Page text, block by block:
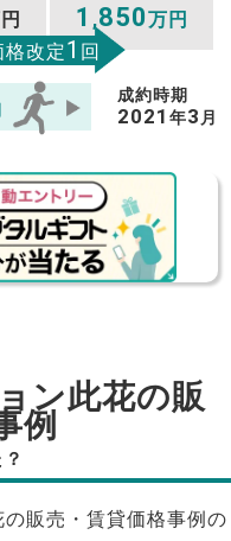
1 ,850万円
格改定1 回
成約時期
2021 年3 月
ン此花の販
例
販売・賃貸価格事例の